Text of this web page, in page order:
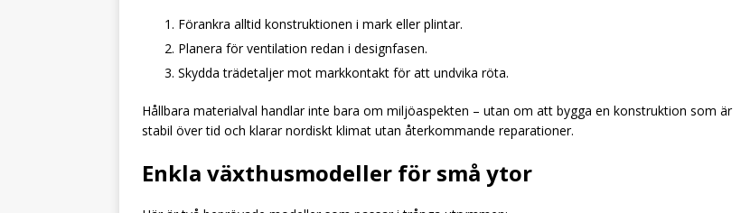
Förankra alltid konstruktionen i mark eller plintar.
Planera för ventilation redan i designfasen.
Skydda trädetaljer mot markkontakt för att undvika röta.
Hållbara materialval handlar inte bara om miljöaspekten – utan om att bygga en konstruktion som är
stabil över tid och klarar nordiskt klimat utan återkommande reparationer.
Enkla växthusmodeller för små ytor